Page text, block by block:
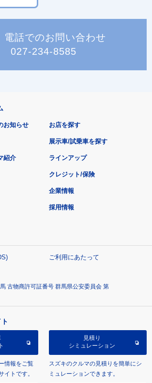
電話でのお問い合わせ
027-234-8585
お知らせ
紹介
お店を探す
展示車/試乗車を探す
ラインアップ
クレジット/保険
企業情報
採用情報
ご利用にあたって
古物商許可証番号 群馬県公安委員会 第
情報をご覧
イトです。
見積り
シミュレーション
スズキのクルマの見積りを簡単にシ
ミュレーションできます。